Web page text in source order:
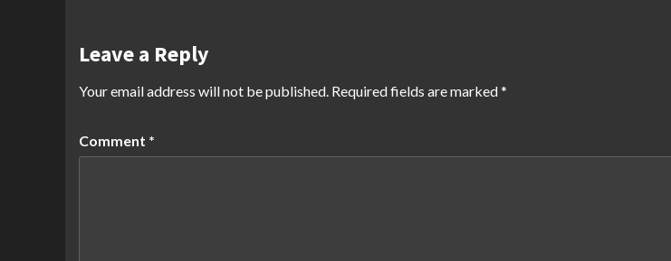
Leave a Reply
Your email address will not be published. Required fields are marked*
Comment *